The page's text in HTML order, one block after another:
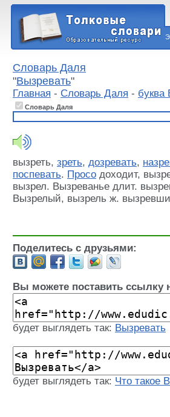
Словарь Даля
"Вызревать"
Главная - Словарь Даля - буква
Словарь Даля
вызреть, зреть, дозревать,
поспевать. Просо доходит,
вызрел. Вызреванье длит.
Вызрелый, вызрель ж.
Поделитесь с друзьями:
Вы можете поставить ссылку
будет выглядеть так: Вызревать
будет выглядеть так: Что такое